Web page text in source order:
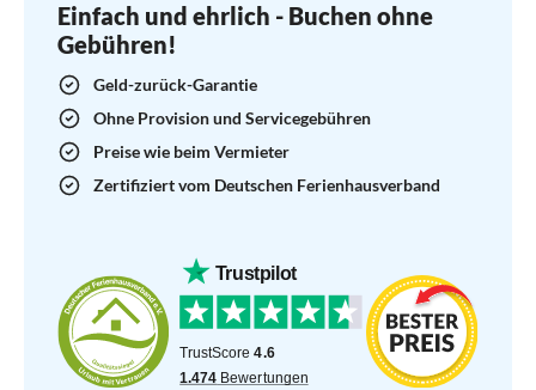
Einfach und ehrlich - Buchen ohne
Gebühren!
Geld-zurück-Garantie
Ohne Provision und Servicegebühren
Preise wie beim Vermieter
Zertifiziert vom Deutschen Ferienhausverband